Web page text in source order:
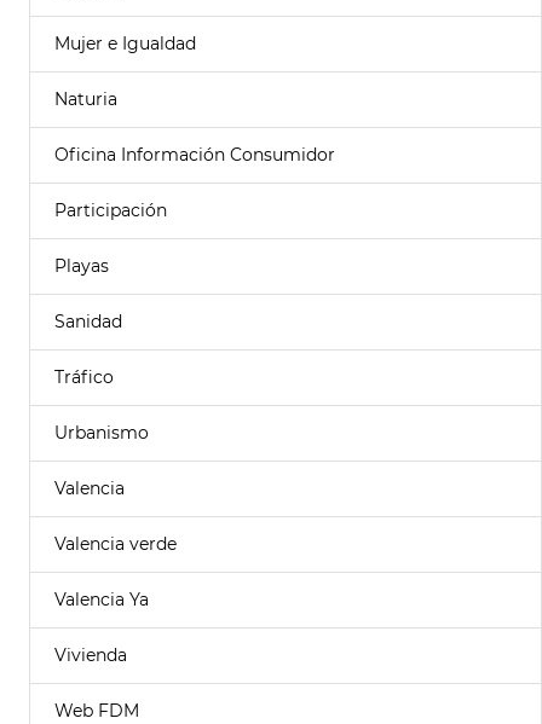
Mujer e Igualdad
Naturia
Oficina Información Consumidor
Participación
Playas
Sanidad
Tráfico
Urbanismo
Valencia
Valencia verde
Valencia Ya
Vivienda
Web FDM